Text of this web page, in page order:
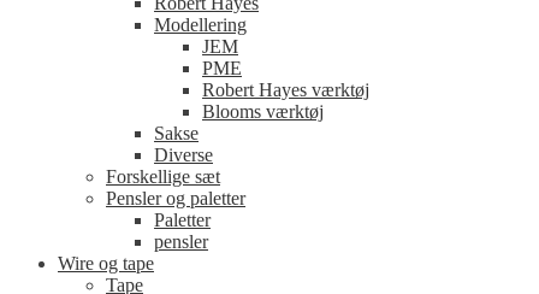
Modellering
JEM
PME
Robert Hayes værktøj
Blooms værktøj
Sakse
Diverse
Forskellige sæt
Pensler og paletter
Paletter
pensler
Wire og tape
Tape